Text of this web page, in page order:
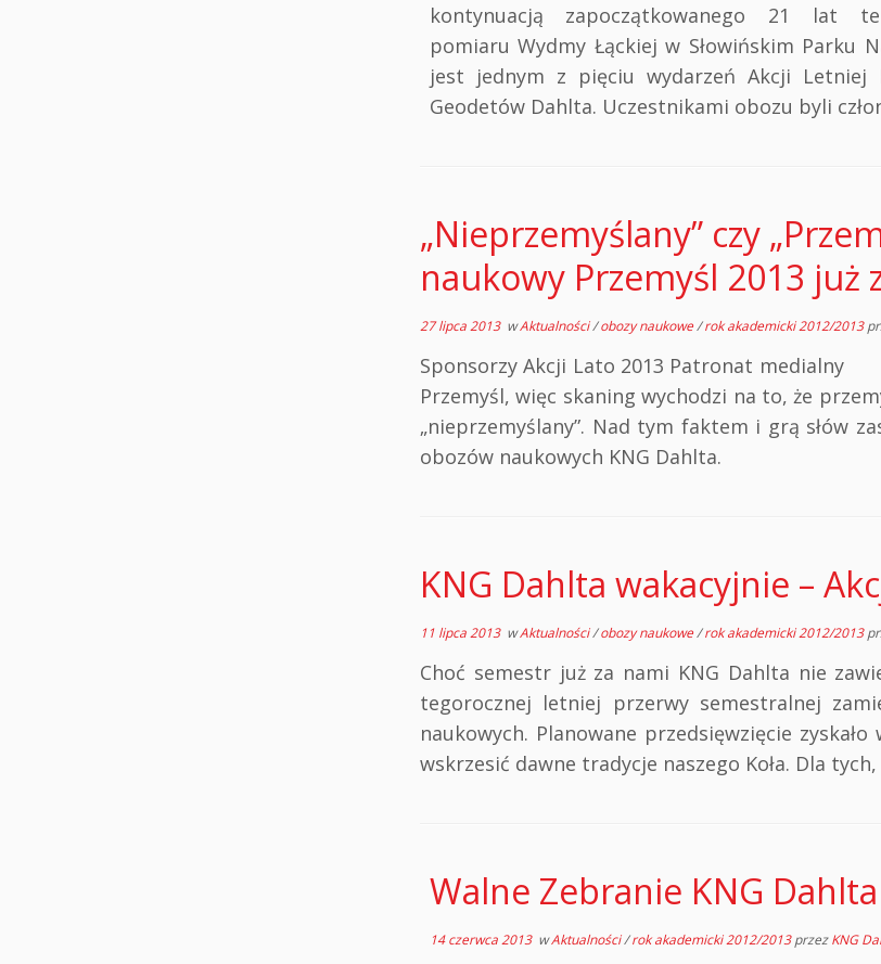
kontynuacją zapoczątkowanego 21 lat
pomiaru Wydmy Łąckiej w Słowińskim Parku
jest jednym z pięciu wydarzeń Akcji Letniej
Geodetów Dahlta. Uczestnikami obozu byli
„Nieprzemyślany” czy
naukowy Przemyśl 2013 już
27 lipca 2013wAktualności/obozy naukowe/rok akademicki 2012/2013
Sponsorzy Akcji Lato 2013
Przemyśl, więc skaning wychodzi na to, że
„nieprzemyślany”. Nad tym faktem i grą słów
obozów naukowych KNG Dahlta.
KNG Dahlta wakacyjnie –
11 lipca 2013wAktualności/obozy naukowe/rok akademicki 2012/2013
Choć semestr już za nami KNG Dahlta nie
tegorocznej letniej przerwy semestralnej
naukowych. Planowane przedsięwzięcie
wskrzesić dawne tradycje naszego Koła. Dla
Walne Zebranie KNG Dahlta
14 czerwca 2013wAktualności/rok akademicki 2012/2013przezKNG